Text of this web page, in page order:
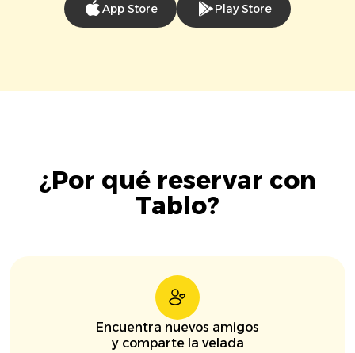
App Store Play Store
¿Por qué reservar con
Tablo?
Encuentra nuevos amigos
y comparte la velada